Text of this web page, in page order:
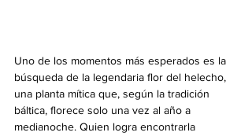
Uno de los momentos más esperados es la
búsqueda de la legendaria flor del helecho,
una planta mítica que, según la tradición
báltica, florece solo una vez al año a
medianoche. Quien logra encontrarla